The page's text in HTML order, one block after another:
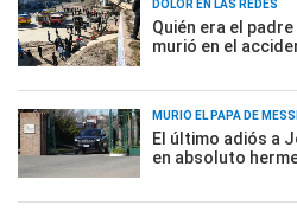
DOLOR EN LAS REDES
Quién era el
murió en el
MURIÓ EL PAPÁ DE MESSI
El último adiós a
en absoluto